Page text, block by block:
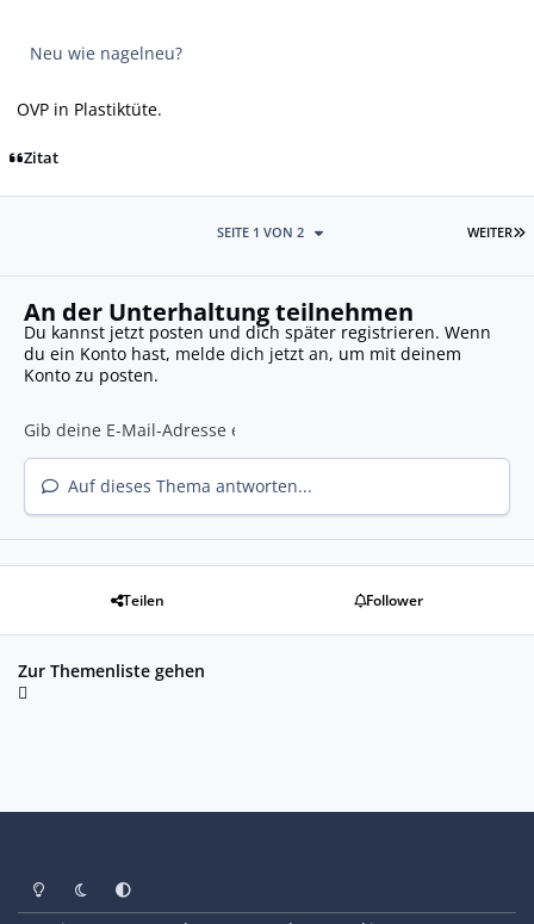
Neu wie nagelneu?
OVP in Plastiktüte.
Zitat
WEITER
SEITE 1 VON 2
An der Unterhaltung teilnehmen
Du kannst jetzt posten und dich später registrieren. Wenn
du ein Konto hast, melde dich jetzt an, um mit deinem
Konto zu posten.
Auf dieses Thema antworten...
Teilen Follower
Zur Themenliste gehen
Heller ModusDunkler Modus
Systemeinstellung